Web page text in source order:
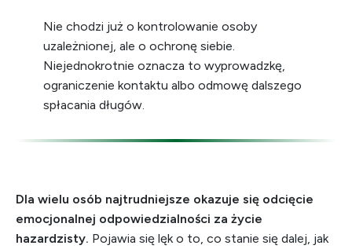
Nie chodzi już o kontrolowanie osoby
uzależnionej, ale o ochronę siebie.
Niejednokrotnie oznacza to wyprowadzkę,
ograniczenie kontaktu albo odmowę dalszego
spłacania długów.
Dla wielu osób najtrudniejsze okazuje się odcięcie
emocjonalnej odpowiedzialności za życie
hazardzisty. Pojawia się lęk o to, co stanie się dalej, jak